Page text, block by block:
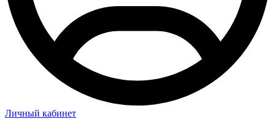
Личный кабинет